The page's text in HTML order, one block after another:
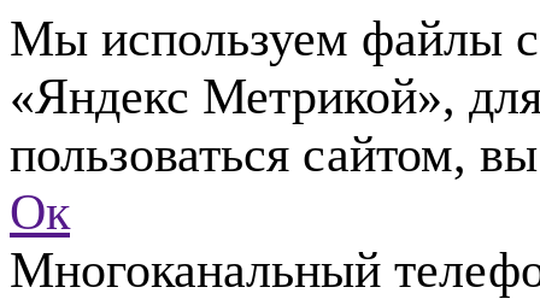
Мы используем файлы
«Яндекс Метрикой»,
пользоваться сайтом,
Ок
Многоканальный